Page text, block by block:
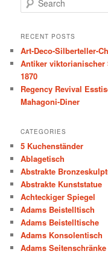
e
r
h
RECENT POSTS
Art-Deco-Silberteller-
Antiker viktorianischer
1870
Regency Revival
Mahagoni-Diner
CATEGORIES
5 Kuchenständer
Ablagetisch
Abstrakte
Abstrakte Kunststatue
Achteckiger Spiegel
Adams Beistelltisch
Adams Beistelltische
Adams Konsolentisch
Adams Seitenschränke